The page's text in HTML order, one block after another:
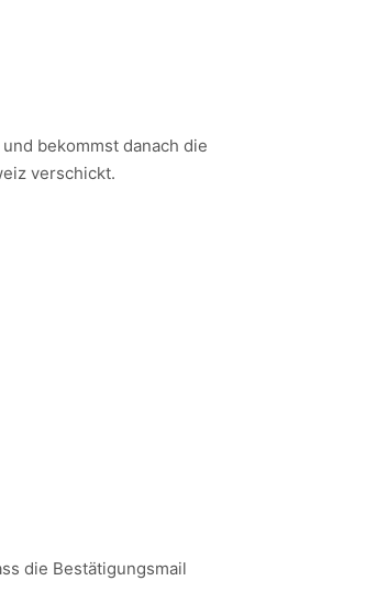
bekommst danach die
verschickt.
die Bestätigungsmail